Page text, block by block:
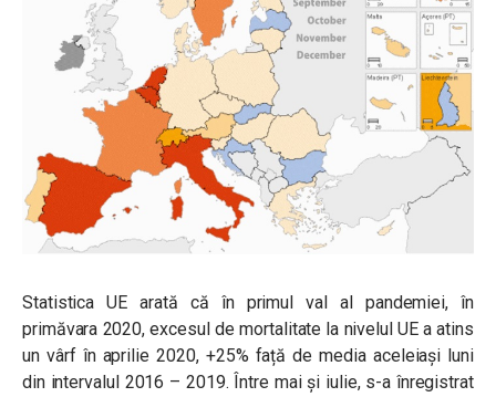
Statistica UE arată că în primul val al pandemiei, în
primăvara 2020, excesul de mortalitate la nivelul UE a atins
un vârf în aprilie 2020, +25% față de media aceleiași luni
din intervalul 2016 – 2019. Între mai și iulie, s-a înregistrat